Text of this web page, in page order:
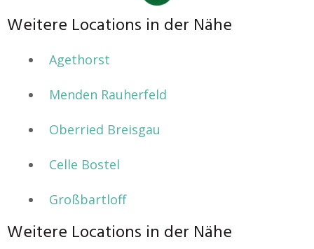
Weitere Locations in der Nähe
Agethorst
Menden Rauherfeld
Oberried Breisgau
Celle Bostel
Großbartloff
Weitere Locations in der Nähe